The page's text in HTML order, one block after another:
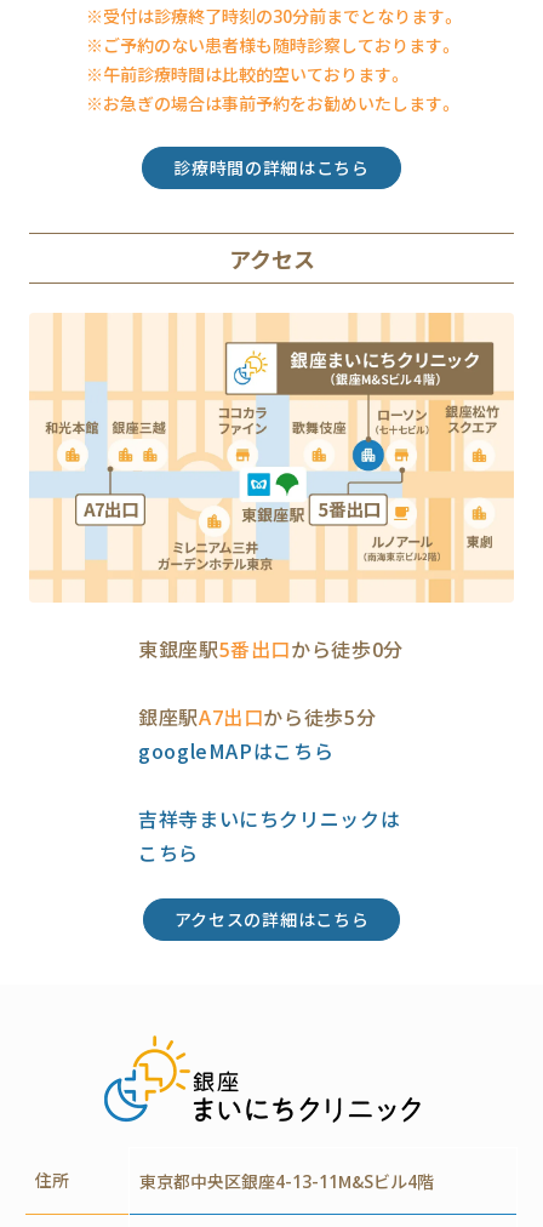
※受付は診療終了時刻の30分前までとなります。
※ご予約のない患者様も随時診察しております。
※午前診療時間は比較的空いております。
※お急ぎの場合は事前予約をお勧めいたします。
アクセス
東銀座駅5番出口から徒歩0分
銀座駅A7出口から徒歩5分
googleMAPはこちら
吉祥寺まいにちクリニックは
こちら
診療時間の詳細はこちら
アクセスの詳細はこちら
住所 東京都中央区銀座4-13-11M&Sビル4階